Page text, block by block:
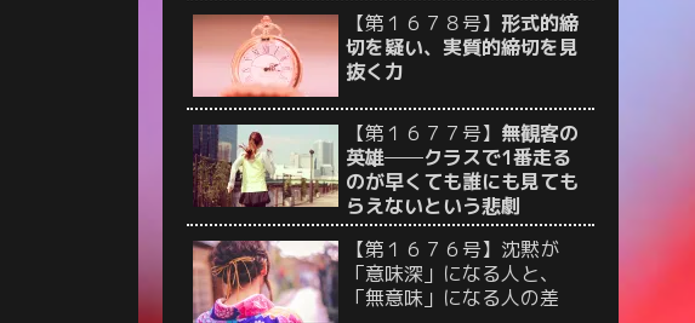
【第１６７８号】 形式的締
切を疑い、実質的締切を見
抜く力
【第１６７７号】 無観客の
英雄──クラスで1番走る
のが早くても誰にも見ても
らえないという悲劇
【第１６７６号】沈黙が
「意味深」になる人と、
「無意味」になる人の差